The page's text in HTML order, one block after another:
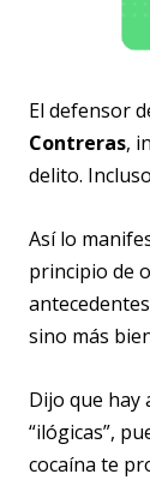
El defensor
Contreras,
delito.
Así lo
principio de
sino más
Dijo que hay
“ilógicas”,
cocaína te